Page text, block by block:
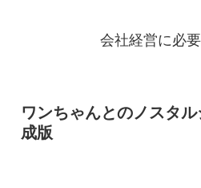
会社経営に必
ワンちゃんとのノスタ
成版